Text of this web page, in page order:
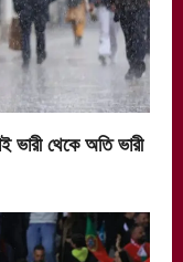
ভারী থেকে অতি ভারী